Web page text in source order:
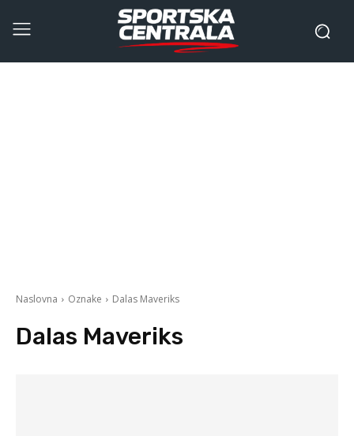
Naslovna Oznake Dalas Maveriks
Dalas Maveriks